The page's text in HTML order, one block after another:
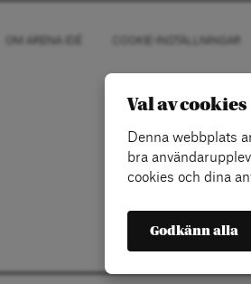
OM ARENA IDÉ COOKIE-INSTÄLLNINGAR
Val av cookies
Denna webbplats
bra
cookies och dina
Godkänn alla